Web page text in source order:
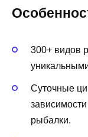
300+ видов
Суточные
рыбалки.